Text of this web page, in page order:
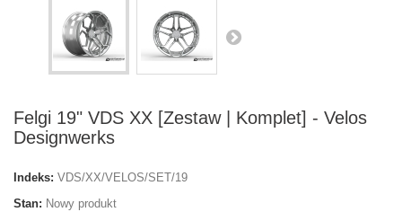
Felgi 19" VDS XX [Zestaw | Komplet] - Velos
Designwerks
Indeks: VDS/XX/VELOS/SET/19
Stan: Nowy produkt